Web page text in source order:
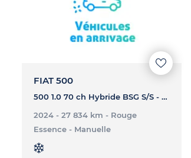
FIAT 500
500 1.0 70 ch Hybride BSG S/S - 500 1.0 70 ch Hybride BSG S/S
2024 - 27 834 km - Rouge
Essence- Manuelle